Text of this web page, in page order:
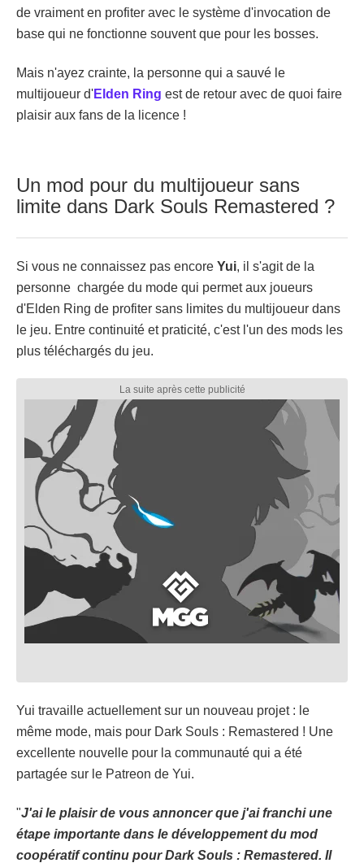
de vraiment en profiter avec le système d'invocation de
base qui ne fonctionne souvent que pour les bosses.
Mais n'ayez crainte, la personne qui a sauvé le
multijoueur d'Elden Ring est de retour avec de quoi faire
plaisir aux fans de la licence !
Un mod pour du multijoueur sans
limite dans Dark Souls Remastered ?
Si vous ne connaissez pas encore Yui, il s'agit de la
personne chargée du mode qui permet aux joueurs
d'Elden Ring de profiter sans limites du multijoueur dans
le jeu. Entre continuité et praticité, c'est l'un des mods les
plus téléchargés du jeu.
Yui travaille actuellement sur un nouveau projet : le
même mode, mais pour Dark Souls : Remastered ! Une
excellente nouvelle pour la communauté qui a été
partagée sur le Patreon de Yui.
"J'ai le plaisir de vous annoncer que j'ai franchi une
étape importante dans le développement du mod
coopératif continu pour Dark Souls : Remastered. Il